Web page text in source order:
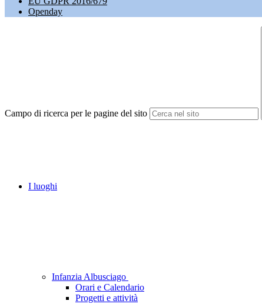
Openday
Campo di ricerca per le pagine del sito
I luoghi
Infanzia Albusciago
Orari e Calendario
Progetti e attività